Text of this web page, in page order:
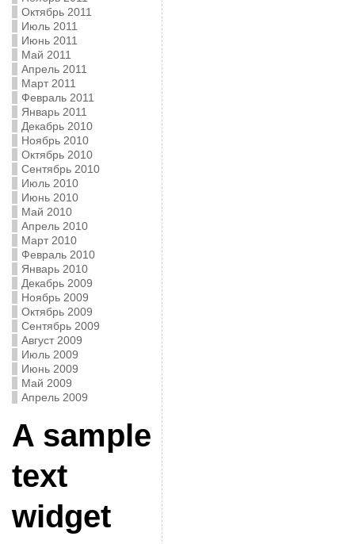
Октябрь 2011
Июль 2011
Июнь 2011
Май 2011
Апрель 2011
Март 2011
Февраль 2011
Январь 2011
Декабрь 2010
Ноябрь 2010
Октябрь 2010
Сентябрь 2010
Июль 2010
Июнь 2010
Май 2010
Апрель 2010
Март 2010
Февраль 2010
Январь 2010
Декабрь 2009
Ноябрь 2009
Октябрь 2009
Сентябрь 2009
Август 2009
Июль 2009
Июнь 2009
Май 2009
Апрель 2009
A sample
text
widget